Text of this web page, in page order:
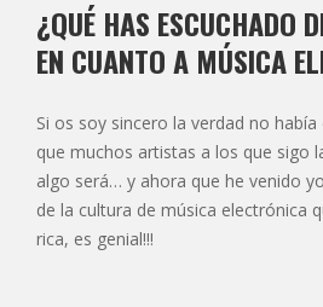
¿QUÉ HAS ESCUCHADO
EN CUANTO A MÚSICA
Si os soy sincero la verdad no
que muchos artistas a los que sigo
algo será… y ahora que he venido
de la cultura de música electrónica
rica, es genial!!!